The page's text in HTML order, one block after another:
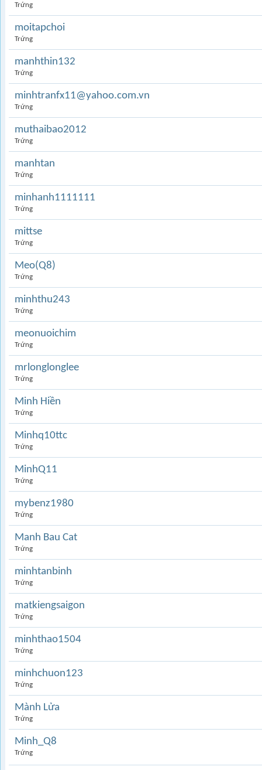
Trứng
moitapchoi
Trứng
manhthin132
Trứng
minhtranfx11@yahoo.com.vn
Trứng
muthaibao2012
Trứng
manhtan
Trứng
minhanh1111111
Trứng
mittse
Trứng
Meo(Q8)
Trứng
minhthu243
Trứng
meonuoichim
Trứng
mrlonglonglee
Trứng
Minh Hiền
Trứng
Minhq10ttc
Trứng
MinhQ11
Trứng
mybenz1980
Trứng
Manh Bau Cat
Trứng
minhtanbinh
Trứng
matkiengsaigon
Trứng
minhthao1504
Trứng
minhchuon123
Trứng
Mành Lửa
Trứng
Minh_Q8
Trứng